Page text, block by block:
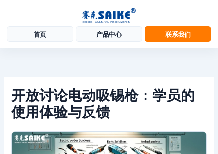
首页 产品中心 联系我们
开放讨论电动吸锡枪：学员的
使用体验与反馈